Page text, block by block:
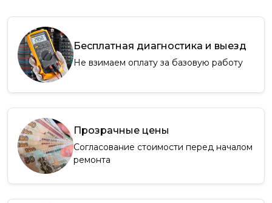
Бесплатная диагностика и выезд
Не взимаем оплату за базовую работу
Прозрачные цены
Согласование стоимости перед началом
ремонта